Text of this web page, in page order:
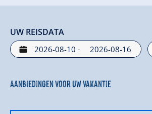
UW REISDATA
-
Aanbiedingen voor uw vakantie